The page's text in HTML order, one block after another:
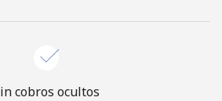
cobros ocultos